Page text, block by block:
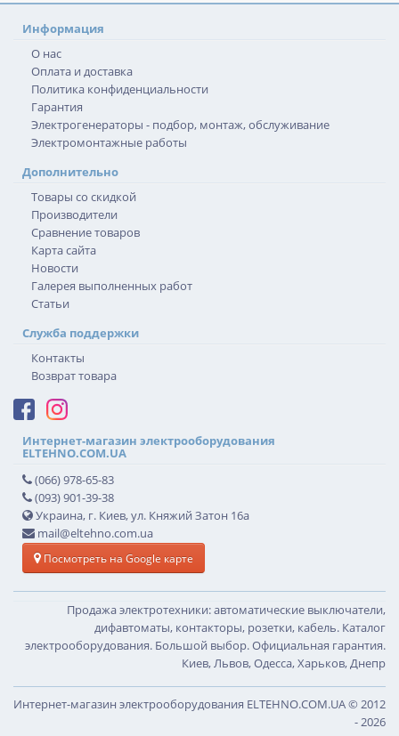
Информация
О нас
Оплата и доставка
Политика конфиденциальности
Гарантия
Электрогенераторы - подбор, монтаж, обслуживание
Электромонтажные работы
Дополнительно
Товары со скидкой
Производители
Сравнение товаров
Карта сайта
Новости
Галерея выполненных работ
Статьи
Служба поддержки
Контакты
Возврат товара
Интернет-магазин электрооборудования
ELTEHNO.COM.UA
(066) 978-65-83
(093) 901-39-38
Украина, г. Киев, ул. Княжий Затон 16а
mail@eltehno.com.ua
Посмотреть на Google карте
Продажа электротехники: автоматические выключатели,
дифавтоматы, контакторы, розетки, кабель. Каталог
электрооборудования. Большой выбор. Официальная гарантия.
Киев, Львов, Одесса, Харьков, Днепр
Интернет-магазин электрооборудования ELTEHNO.COM.UA © 2012
- 2026